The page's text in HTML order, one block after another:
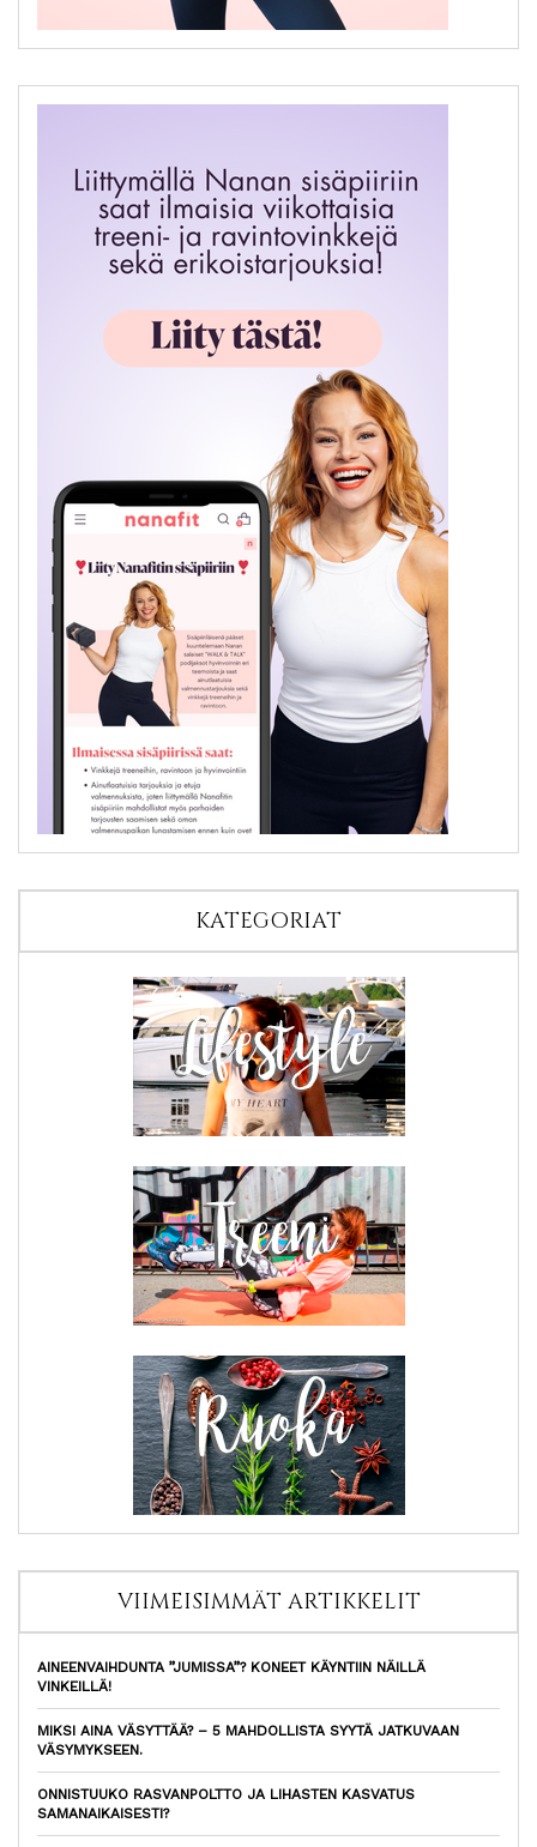
KATEGORIAT
VIIMEISIMMÄT ARTIKKELIT
AINEENVAIHDUNTA ”JUMISSA”? KONEET KÄYNTIIN NÄILLÄ
VINKEILLÄ!
MIKSI AINA VÄSYTTÄÄ? – 5 MAHDOLLISTA SYYTÄ JATKUVAAN
VÄSYMYKSEEN.
ONNISTUUKO RASVANPOLTTO JA LIHASTEN KASVATUS
SAMANAIKAISESTI?